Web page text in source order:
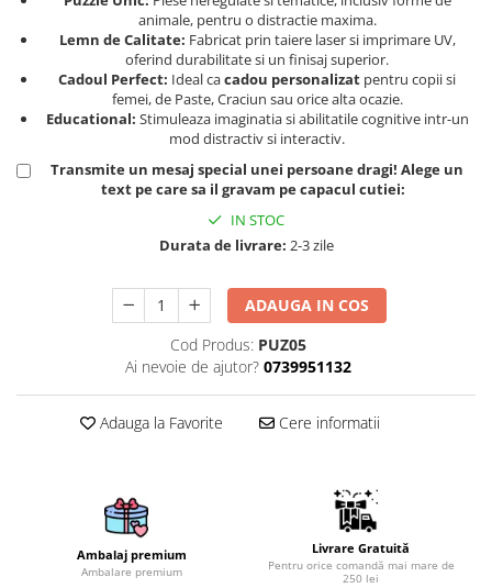
Articole pentru copii
Puzzle
Stickere
Trofee
Brelocuri din Inox
Accesorii de Bucatarie
Tocatoare Personalizate
Suporturi de Pahare
Manusi Personalizate
Personalizate
Termosuri Personalizate
Desfacatoare si Tirbusoane
animale, pentru o distractie maxima.
Lemn de Calitate: Fabricat prin taiere laser si imprimare UV,
oferind durabilitate si un finisaj superior.
Cadoul Perfect: Ideal cacadou personalizat pentru copii si
femei, de Paste, Craciun sau orice alta ocazie.
Educational: Stimuleaza imaginatia si abilitatile cognitive intr-un
mod distractiv si interactiv.
Transmite un mesaj special unei persoane dragi! Alege un
text pe care sa il gravam pe capacul cutiei:
IN STOC
Durata de livrare: 2-3 zile
ADAUGA IN COS
Cod Produs: PUZ05
Ai nevoie de ajutor? 0739951132
Adauga la Favorite Cere informatii
Ambalaj premium
Ambalare premium
Livrare Gratuită
Pentru orice comandă mai mare de
250 lei